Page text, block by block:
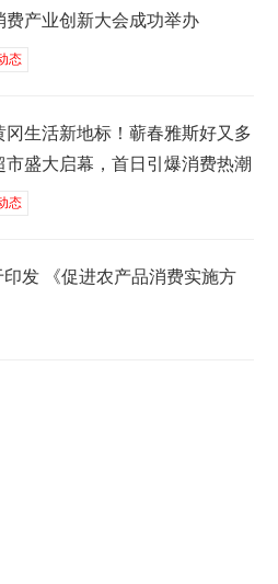
费产业创新大会成功举办
态
冈生活新地标！蕲春雅斯好又多
市盛大启幕，首日引爆消费热潮
态
发 《促进农产品消费实施方